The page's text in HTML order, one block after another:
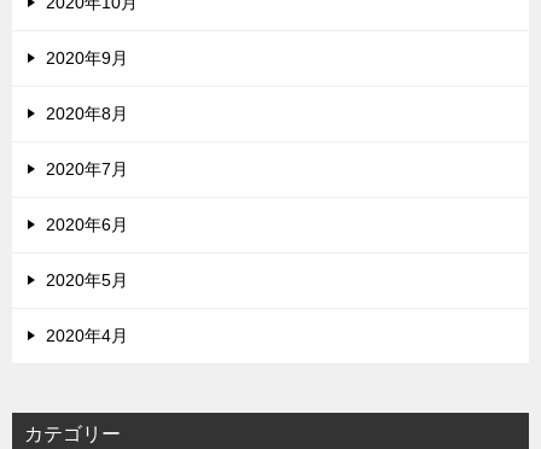
2020年9月
2020年8月
2020年7月
2020年6月
2020年5月
2020年4月
カテゴリー